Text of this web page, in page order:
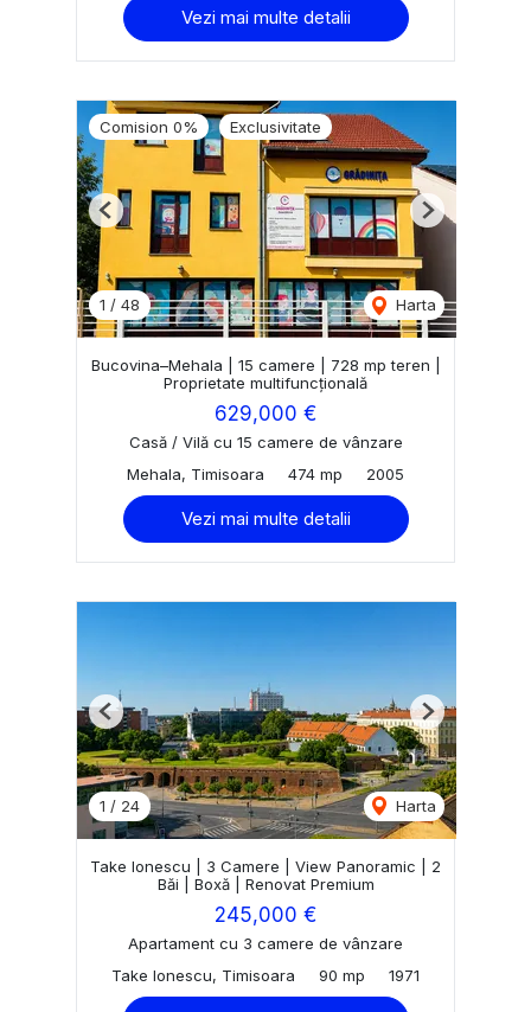
Vezi mai multe detalii
Comision 0% Exclusivitate
1 / 48 Harta
Previous Next
Bucovina–Mehala | 15 camere | 728 mp teren |
Proprietate multifuncțională
629,000 €
Casă / Vilă cu 15 camere de vânzare
Mehala, Timisoara
474 mp 2005
Vezi mai multe detalii
1 / 24 Harta
Previous Next
Take Ionescu | 3 Camere | View Panoramic | 2
Băi | Boxă | Renovat Premium
245,000 €
Apartament cu 3 camere de vânzare
Take Ionescu, Timisoara
90 mp 1971